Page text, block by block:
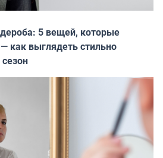
5 вещей, которые
как выглядеть стильно